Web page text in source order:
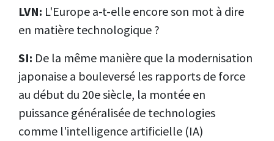
LVN: L'Europe a-t-elle encore son mot à dire
en matière technologique ?
SI: De la même manière que la modernisation
japonaise a bouleversé les rapports de force
au début du 20e siècle, la montée en
puissance généralisée de technologies
comme l'intelligence artificielle (IA)